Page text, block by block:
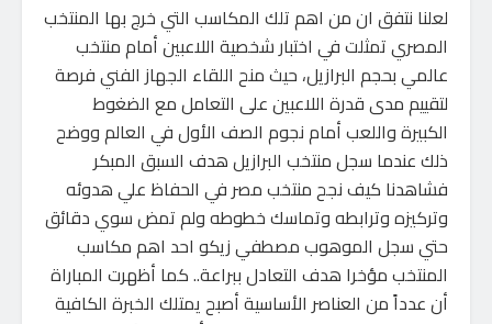
لعلنا نتفق ان من اهم تلك المكاسب التي خرج بها المنتخب
المصري تمثلت في اختبار شخصية اللاعبين أمام منتخب
عالمي بحجم البرازيل، حيث منح اللقاء الجهاز الفني فرصة
لتقييم مدى قدرة اللاعبين على التعامل مع الضغوط
الكبيرة واللعب أمام نجوم الصف الأول في العالم ووضح
ذلك عندما سجل منتخب البرازيل هدف السبق المبكر
فشاهدنا كيف نجح منتخب مصر في الحفاظ علي هدوئه
وتركيزه وترابطه وتماسك خطوطه ولم تمض سوي دقائق
حتي سجل الموهوب مصطفي زيكو احد اهم مكاسب
المنتخب مؤخرا هدف التعادل ببراعة.. كما أظهرت المباراة
أن عدداً من العناصر الأساسية أصبح يمتلك الخبرة الكافية